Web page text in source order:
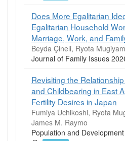
Does More Egalitarian
Egalitarian Household
Marriage, Work, and
Beyda Çineli, Ryota
Journal of Family Issues
Revisiting the
and Childbearing in East
Fertility Desires in Japan
Fumiya Uchikoshi, Ryota
James M. Raymo
Population and